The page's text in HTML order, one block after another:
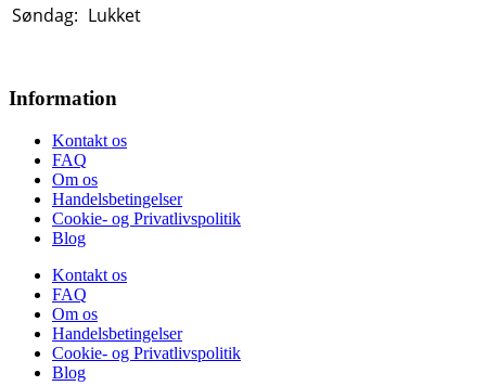
Søndag: Lukket
Information
Kontakt os
FAQ
Om os
Handelsbetingelser
Cookie- og Privatlivspolitik
Blog
Kontakt os
FAQ
Om os
Handelsbetingelser
Cookie- og Privatlivspolitik
Blog